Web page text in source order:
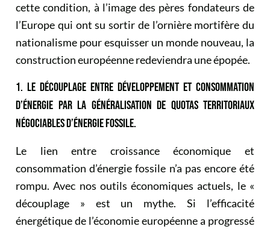
cette condition, à l’image des pères fondateurs de
l’Europe qui ont su sortir de l’ornière mortifère du
nationalisme pour esquisser un monde nouveau, la
construction européenne redeviendra une épopée.
1. LE DÉCOUPLAGE ENTRE DÉVELOPPEMENT ET CONSOMMATION
D’ÉNERGIE PAR LA GÉNÉRALISATION DE QUOTAS TERRITORIAUX
NÉGOCIABLES D’ÉNERGIE FOSSILE.
Le lien entre croissance économique et
consommation d’énergie fossile n’a pas encore été
rompu. Avec nos outils économiques actuels, le «
découplage » est un mythe. Si l’efficacité
énergétique de l’économie européenne a progressé